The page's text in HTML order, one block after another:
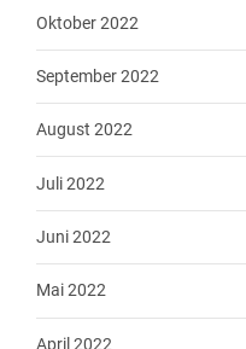
Oktober 2022
September 2022
August 2022
Juli 2022
Juni 2022
Mai 2022
April 2022